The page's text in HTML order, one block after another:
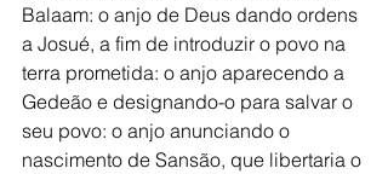
Balaam: o anjo de Deus dando ordens
a Josué, a fim de introduzir o povo na
terra prometida: o anjo aparecendo a
Gedeão e designando-o para salvar o
seu povo: o anjo anunciando o
nascimento de Sansão, que libertaria o